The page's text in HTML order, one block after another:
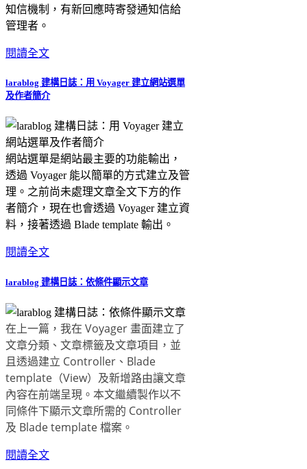
知信機制，有新回應時寄發通知信給
管理者。
閱讀全文
larablog 建構日誌：用 Voyager 建立網站選單
及作者簡介
網站選單是網站最主要的功能輸出，
透過 Voyager 能以簡單的方式建立及管
理。之前尚未處理文章全文下方的作
者簡介，現在也會透過 Voyager 建立資
料，接著透過 Blade template 輸出。
閱讀全文
larablog 建構日誌：依條件顯示文章
在上一篇，我在 Voyager 畫面建立了
文章分類、文章標籤及文章項目，並
且透過建立 Controller、Blade
template（View）及新增路由讓文章
內容在前端呈現。本文繼續製作以不
同條件下顯示文章所需的 Controller
及 Blade template 檔案。
閱讀全文